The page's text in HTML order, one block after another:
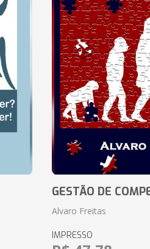
GESTÃO DE
Alvaro Freitas
IMPRESSO